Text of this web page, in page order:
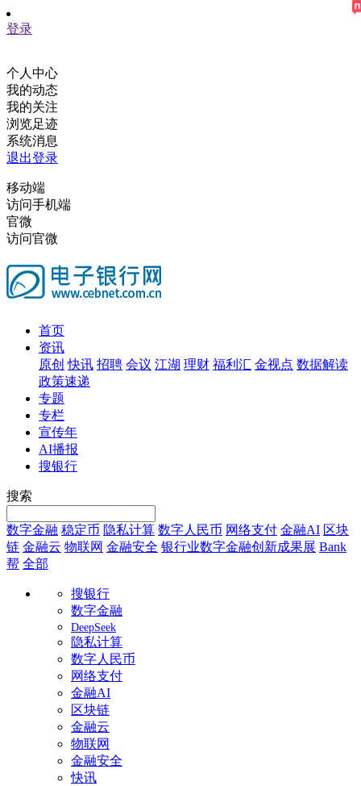
登录
个人中心
我的动态
我的关注
浏览足迹
系统消息
退出登录
移动端
访问手机端
官微
访问官微
首页
资讯
原创 快讯 招聘 会议 江湖 理财 福利汇 金视点 数据解读
政策速递
专题
专栏
宣传年
AI播报
搜银行
搜索
数字金融 稳定币 隐私计算 数字人民币 网络支付 金融AI 区块
链 金融云 物联网 金融安全 银行业数字金融创新成果展 Bank
帮 全部
搜银行
数字金融
DeepSeek
隐私计算
数字人民币
网络支付
金融AI
区块链
金融云
物联网
金融安全
快讯